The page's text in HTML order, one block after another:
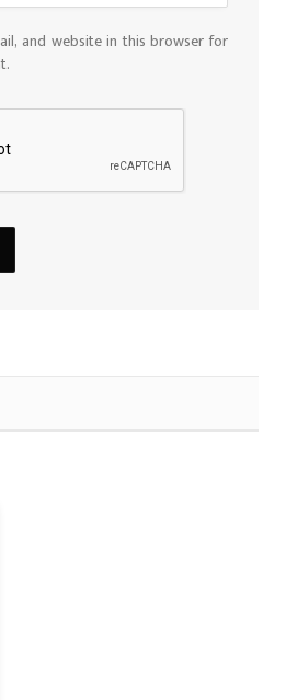
and website in this browser for